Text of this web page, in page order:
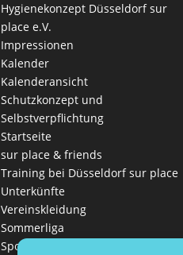
Hygienekonzept Düsseldorf sur
place e.V.
Impressionen
Kalender
Kalenderansicht
Schutzkonzept und
Selbstverpflichtung
Startseite
sur place & friends
Training bei Düsseldorf sur place
Unterkünfte
Vereinskleidung
Sommerliga
Sportliches Leitbild